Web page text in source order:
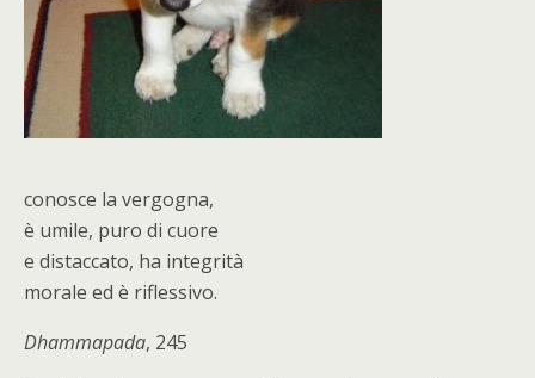
conosce la vergogna,
è umile, puro di cuore
e distaccato, ha integrità
morale ed è riflessivo.
Dhammapada, 245